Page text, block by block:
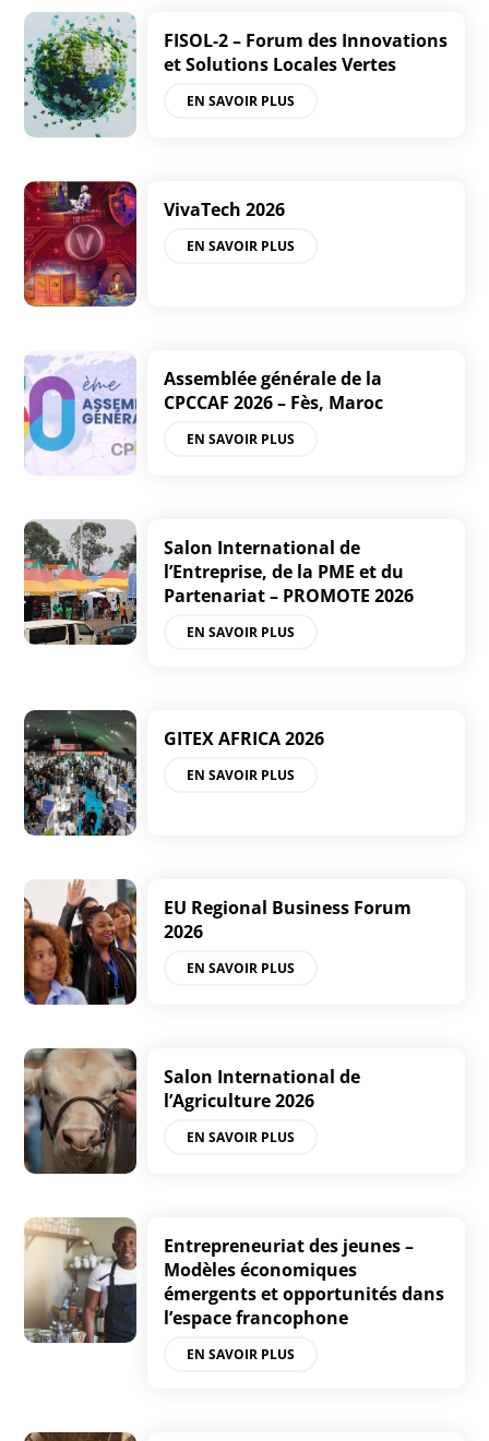
FISOL-2 – Forum des Innovations
et Solutions Locales Vertes
EN SAVOIR PLUS
VivaTech 2026
EN SAVOIR PLUS
Assemblée générale de la
CPCCAF 2026 – Fès, Maroc
EN SAVOIR PLUS
Salon International de
l’Entreprise, de la PME et du
Partenariat – PROMOTE 2026
EN SAVOIR PLUS
GITEX AFRICA 2026
EN SAVOIR PLUS
EU Regional Business Forum
2026
EN SAVOIR PLUS
Salon International de
l’Agriculture 2026
EN SAVOIR PLUS
Entrepreneuriat des jeunes –
Modèles économiques
émergents et opportunités dans
l’espace francophone
EN SAVOIR PLUS